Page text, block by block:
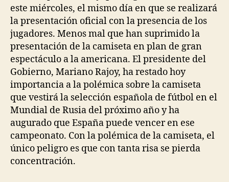
este miércoles, el mismo día en que se realizará
la presentación oficial con la presencia de los
jugadores. Menos mal que han suprimido la
presentación de la camiseta en plan de gran
espectáculo a la americana. El presidente del
Gobierno, Mariano Rajoy, ha restado hoy
importancia a la polémica sobre la camiseta
que vestirá la selección española de fútbol en el
Mundial de Rusia del próximo año y ha
augurado que España puede vencer en ese
campeonato. Con la polémica de la camiseta, el
único peligro es que con tanta risa se pierda
concentración.